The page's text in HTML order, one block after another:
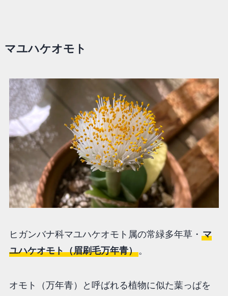
マユハケオモト
ヒガンバナ科マユハケオモト属の常緑多年草・ マ
ユハケオモト（眉刷毛万年青）。
オモト（万年青）と呼ばれる植物に似た葉っぱを